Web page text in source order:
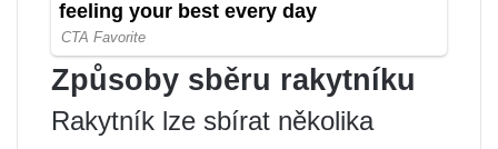
Způsoby sběru rakytníku
Rakytník lze sbírat několika